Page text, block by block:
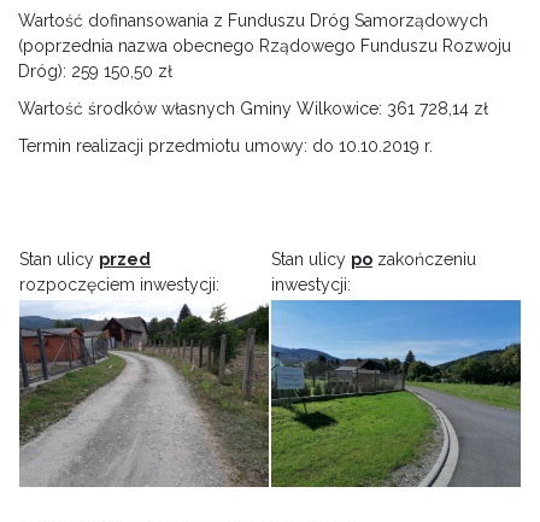
Wartość dofinansowania z Funduszu Dróg Samorządowych
(poprzednia nazwa obecnego Rządowego Funduszu Rozwoju
Dróg): 259 150,50 zł
Wartość środków własnych Gminy Wilkowice: 361 728,14 zł
Termin realizacji przedmiotu umowy: do 10.10.2019 r.
Stan ulicy przed
rozpoczęciem inwestycji:
Stan ulicy po zakończeniu
inwestycji: